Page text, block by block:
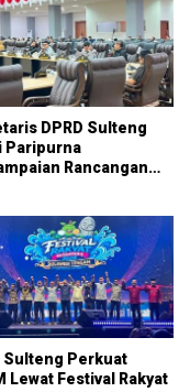
DPRD Sulteng
Paripurna
Rancangan
Sulteng Perkuat
Lewat Festival Rakyat